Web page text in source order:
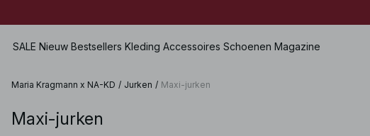
SALE Nieuw Bestsellers Kleding Accessoires Schoenen Magazine
Alles bekijken
Alles bekijken
Alles bekijken
Maria Kragmann x NA-KD / Jurken / Maxi-jurken
Maxi-jurken